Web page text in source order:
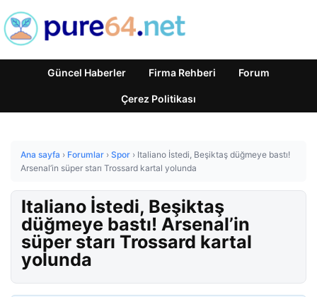
Güncel Haberler Firma Rehberi Forum
Çerez Politikası
Ana sayfa › Forumlar › Spor › Italiano İstedi, Beşiktaş düğmeye bastı!
Arsenal’in süper starı Trossard kartal yolunda
Italiano İstedi, Beşiktaş
düğmeye bastı! Arsenal’in
süper starı Trossard kartal
yolunda